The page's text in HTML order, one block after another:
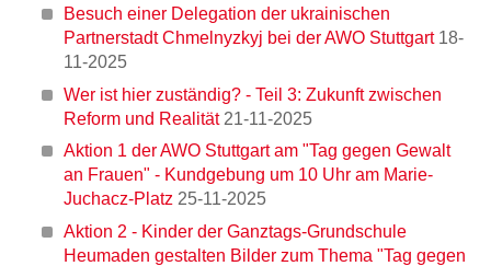
Besuch einer Delegation der ukrainischen
Partnerstadt Chmelnyzkyj bei der AWO Stuttgart 18-
11-2025
Wer ist hier zuständig? - Teil 3: Zukunft zwischen
Reform und Realität 21-11-2025
Aktion 1 der AWO Stuttgart am "Tag gegen Gewalt
an Frauen" - Kundgebung um 10 Uhr am Marie-
Juchacz-Platz 25-11-2025
Aktion 2 - Kinder der Ganztags-Grundschule
Heumaden gestalten Bilder zum Thema "Tag gegen